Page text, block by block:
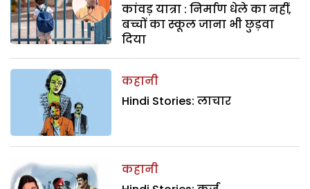
कांवड़ यात्रा : निर्माण धेले का नहीं,
बच्चों का स्कूल जाना भी छुड़वा
दिया
कहानी
Hindi Stories: लाचार
कहानी